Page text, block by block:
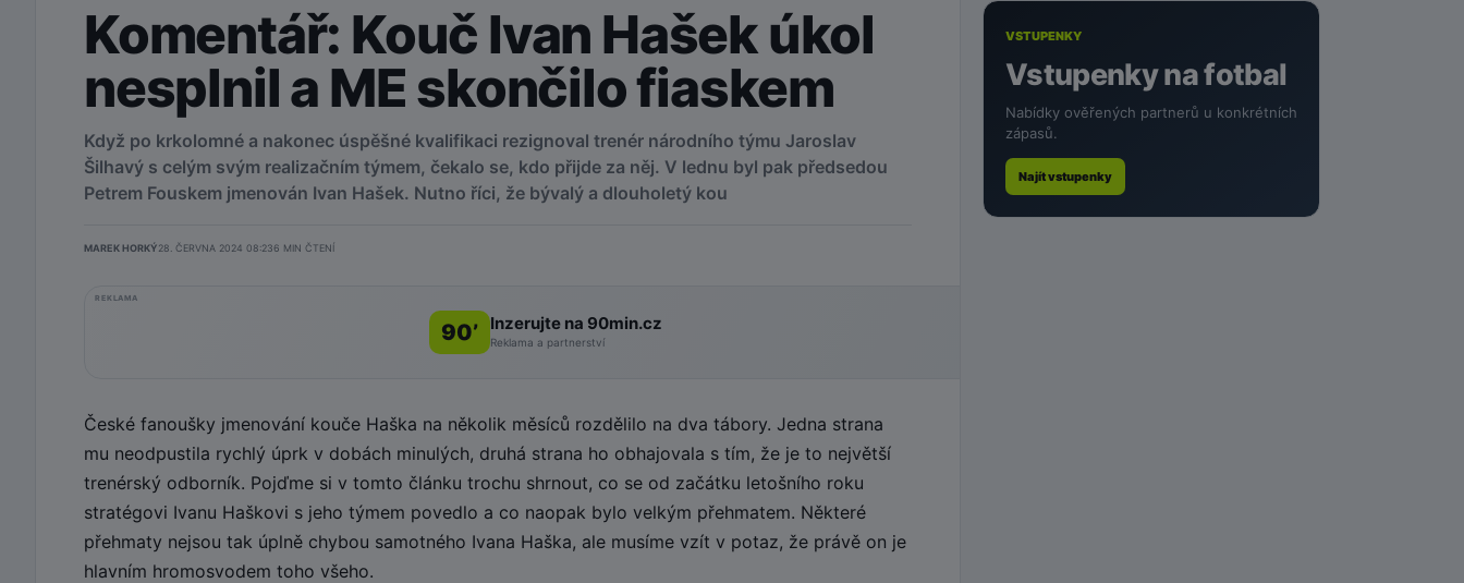
Komentář: Kouč Ivan Hašek úkol
nesplnil a ME skončilo fiaskem
Když po krkolomné a nakonec úspěšné kvalifikaci rezignoval trenér národního týmu Jaroslav
Šilhavý s celým svým realizačním týmem, čekalo se, kdo přijde za něj. V lednu byl pak předsedou
Petrem Fouskem jmenován Ivan Hašek. Nutno říci, že bývalý a dlouholetý kou
MAREK HORKÝ28. ČERVNA 2024 08:236 MIN ČTENÍ
REKLAMA
90’ Inzerujte na 90min.cz
Reklama a partnerství
České fanoušky jmenování kouče Haška na několik měsíců rozdělilo na dva tábory. Jedna strana
mu neodpustila rychlý úprk v dobách minulých, druhá strana ho obhajovala s tím, že je to největší
trenérský odborník. Pojďme si v tomto článku trochu shrnout, co se od začátku letošního roku
stratégovi Ivanu Haškovi s jeho týmem povedlo a co naopak bylo velkým přehmatem. Některé
přehmaty nejsou tak úplně chybou samotného Ivana Haška, ale musíme vzít v potaz, že právě on je
hlavním hromosvodem toho všeho.
VSTUPENKY
Vstupenky na fotbal
Nabídky ověřených partnerů u konkrétních
zápasů.
Najít vstupenky